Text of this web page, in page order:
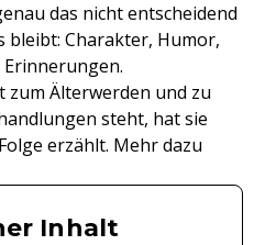
das nicht entscheidend
bleibt: Charakter, Humor,
zum Älterwerden und zu
steht, hat sie
erzählt. Mehr dazu
Inhalt